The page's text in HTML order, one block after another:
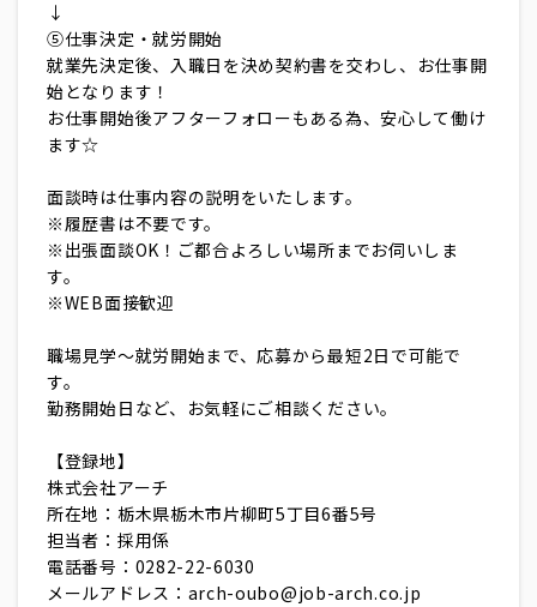
↓
⑤仕事決定・就労開始
就業先決定後、入職日を決め契約書を交わし、お仕事開
始となります！
お仕事開始後アフターフォローもある為、安心して働け
ます☆
面談時は仕事内容の説明をいたします。
※履歴書は不要です。
※出張面談OK！ご都合よろしい場所までお伺いしま
す。
※WEB面接歓迎
職場見学～就労開始まで、応募から最短2日で可能で
す。
勤務開始日など、お気軽にご相談ください。
【登録地】
株式会社アーチ
所在地：栃木県栃木市片柳町5丁目6番5号
担当者：採用係
電話番号：0282-22-6030
メールアドレス：arch-oubo@job-arch.co.jp